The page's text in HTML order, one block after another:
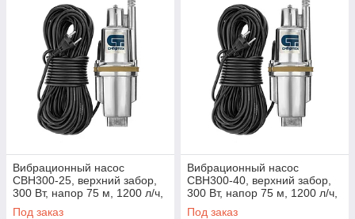
Вибрационный насос
СВН300-25, верхний забор,
300 Вт, напор 75 м, 1200 л/ч,
кабель 25 м// Сибртех
Под заказ
Вибрационный насос
СВН300-40, верхний забор,
300 Вт, напор 75 м, 1200 л/ч,
кабель 40 м// Сибртех
Под заказ